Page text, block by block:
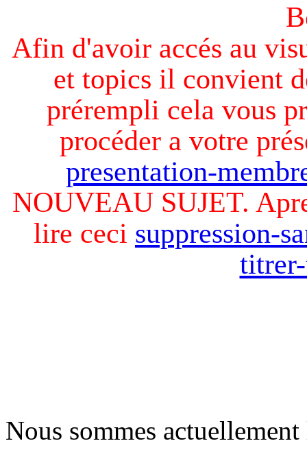
Afin d'avoir accés au
et topics il convient
prérempli cela vous
procéder a votre
presentation-
NOUVEAU SUJET.
lire ceci suppression-
Nous sommes